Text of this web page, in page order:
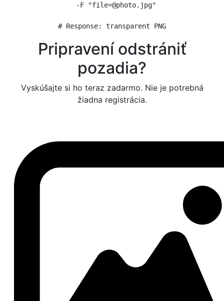
  -F "file=@photo.jpg"
# Response: transparent PNG
Pripravení odstrániť
pozadia?
Vyskúšajte si ho teraz zadarmo. Nie je potrebná
žiadna registrácia.